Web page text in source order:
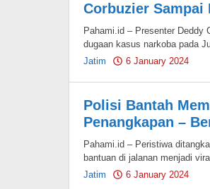
Corbuzier
Pahami.id – Presenter Deddy
dugaan kasus narkoba pada
Jatim
6 January 2024
Polisi Bantah
Penangkapan –
Pahami.id – Peristiwa
bantuan di jalanan menjadi
Jatim
6 January 2024